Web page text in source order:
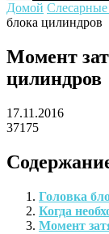
Домой
блока цилиндров
Момент
цилиндров
17.11.2016
37175
Головка
Когда
Момент